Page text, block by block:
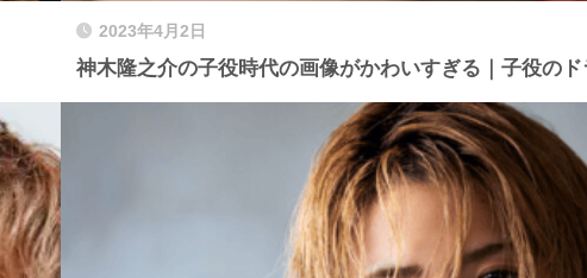
2023年4月2日
神木隆之介の子役時代の画像がかわいすぎる｜子役の